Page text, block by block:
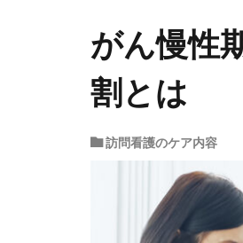
がん慢性
割とは
訪問看護のケア内容